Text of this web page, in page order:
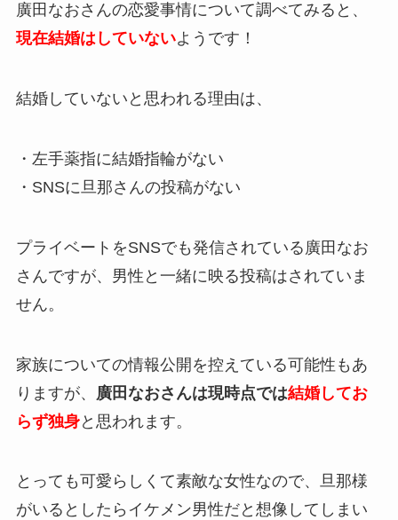
廣田なおさんの恋愛事情について調べてみると、
現在結婚はしていないようです！
結婚していないと思われる理由は、
・左手薬指に結婚指輪がない
・SNSに旦那さんの投稿がない
プライベートをSNSでも発信されている廣田なお
さんですが、男性と一緒に映る投稿はされていま
せん。
家族についての情報公開を控えている可能性もあ
りますが、
廣田なおさんは現時点では結婚してお
らず独身と思われます。
とっても可愛らしくて素敵な女性なので、旦那様
がいるとしたらイケメン男性だと想像してしまい